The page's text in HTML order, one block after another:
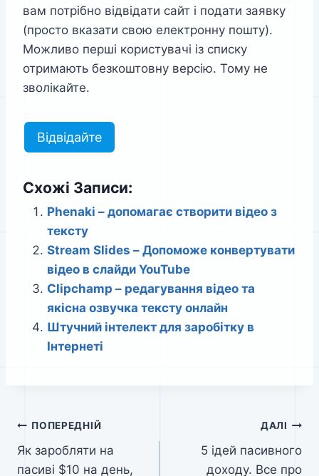
вам потрібно відвідати сайт і подати заявку
(просто вказати свою електронну пошту).
Можливо перші користувачі із списку
отримають безкоштовну версію. Тому не
зволікайте.
Відвідайте
Схожі Записи:
Phenaki – допомагає створити відео з
тексту
Stream Slides – Допоможе конвертувати
відео в слайди YouTube
Clipchamp – редагування відео та
якісна озвучка тексту онлайн
Штучний інтелект для заробітку в
Інтернеті
Навігація
записів
ПОПЕРЕДНІЙ
Як заробляти на
пасиві $10 на день,
ДАЛІ
5 ідей пасивного
доходу. Все про